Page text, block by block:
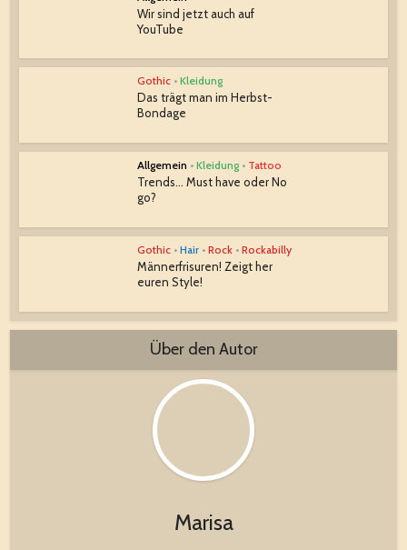
Wir sind jetzt auch auf
YouTube
Gothic • Kleidung
Das trägt man im Herbst-
Bondage
Allgemein • Kleidung • Tattoo
Trends… Must have oder No
go?
Gothic • Hair • Rock • Rockabilly
Männerfrisuren! Zeigt her
euren Style!
Über den Autor
Marisa